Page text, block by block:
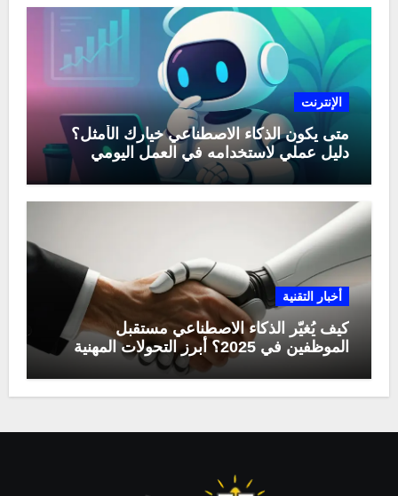
الإنترنت
متى يكون الذكاء الاصطناعي خيارك الأمثل؟
دليل عملي لاستخدامه في العمل اليومي
أخبار التقنية
كيف يُغيّر الذكاء الاصطناعي مستقبل
الموظفين في 2025؟ أبرز التحولات المهنية